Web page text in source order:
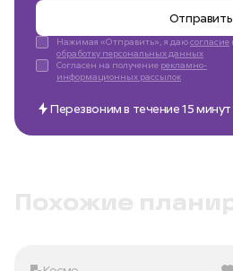
Отправить
Нажимая «Отправить», я даюсогласие
обработку персональных данных
Согласен на получение рекламно-
информационных рассылок
Перезвоним в течение 15 минут
Похожие